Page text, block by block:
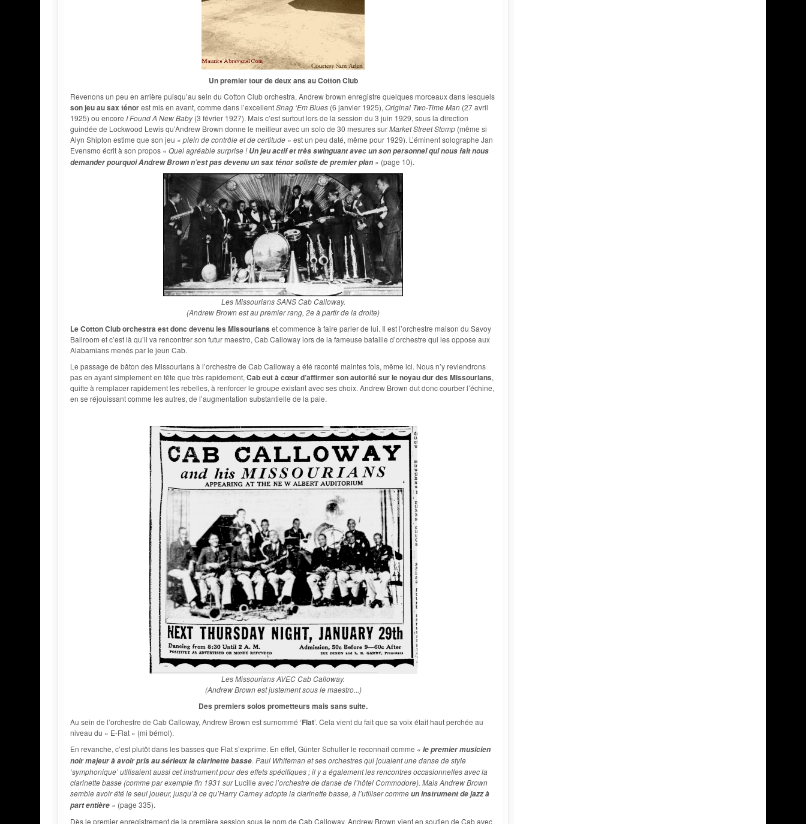
Un premier tour de deux ans au Cotton Club
Revenons un peu en arrière puisqu’au sein du Cotton Club orchestra, Andrew brown enregistre quelques morceaux dans lesquels
son jeu au sax ténorest mis en avant, comme dans l’excellentSnag ‘Em Blues (6 janvier 1925), Original Two-Time Man (27 avril
1925) ou encore I Found A New Baby(3 février 1927). Mais c’est surtout lors de la session du 3 juin 1929, sous la direction
guindée de Lockwood Lewis qu’Andrew Brown donne le meilleur avec un solo de 30 mesures surMarket Street Stomp (même si
Alyn Shipton estime que son jeu « plein de contrôle et de certitude » est un peu daté, même pour 1929). L’éminent solographe Jan
Evensmo écrit à son propos « Quel agréable surprise !Un jeu actif et très swinguant avec un son personnel qui nous fait nous
demander pourquoi Andrew Brown n’est pas devenu un sax ténor soliste de premier plan » (page 10).
Les Missourians SANS Cab Calloway.
(Andrew Brown est au premier rang, 2e à partir de la droite)
Le Cotton Club orchestra est donc devenu les Missourians et commence à faire parler de lui. Il est l’orchestre maison du Savoy
Ballroom et c’est là qu’il va rencontrer son futur maestro, Cab Calloway lors de la fameuse bataille d’orchestre qui les oppose aux
Alabamians menés par le jeun Cab.
Le passage de bâton des Missourians à l’orchestre de Cab Calloway a été raconté maintes fois, même ici. Nous n’y reviendrons
pas en ayant simplement en tête que très rapidement, Cab eut à cœur d’affirmer son autorité sur le noyau dur des Missourians,
quitte à remplacer rapidement les rebelles, à renforcer le groupe existant avec ses choix. Andrew Brown dut donc courber l’échine,
en se réjouissant comme les autres, de l’augmentation substantielle de la paie.
Les Missourians AVEC Cab Calloway.
(Andrew Brown est justement sous le maestro...)
Des premiers solos prometteurs mais sans suite.
Au sein de l’orchestre de Cab Calloway, Andrew Brown est surnommé ‘Flat’. Cela vient du fait que sa voix était haut perchée au
niveau du « E-Flat » (mi bémol).
En revanche, c’est plutôt dans les basses que Flat s’exprime. En effet, Günter Schuller le reconnaît comme « le premier musicien
noir majeur à avoir pris au sérieux la clarinette basse. Paul Whiteman et ses orchestres qui jouaient une danse de style
‘symphonique’ utilisaient aussi cet instrument pour des effets spécifiques ; il y a également les rencontres occasionnelles avec la
clarinette basse (comme par exemple fin 1931 surLucille avec l’orchestre de danse de l’hôtel Commodore). Mais Andrew Brown
semble avoir été le seul joueur, jusqu’à ce qu’Harry Carney adopte la clarinette basse, à l’utiliser commeun instrument de jazz à
part entière » (page 335).
Dès le premier enregistrement de la première session sous le nom de Cab Calloway, Andrew Brown vient en soutien de Cab avec